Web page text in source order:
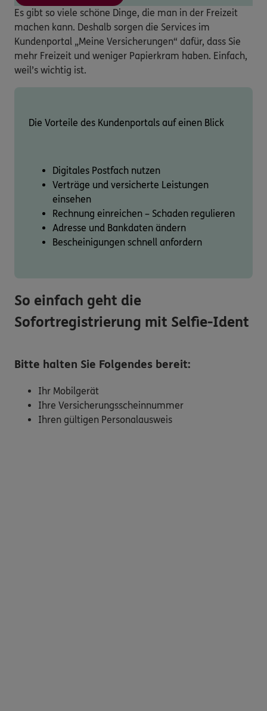
Es gibt so viele schöne Dinge, die man in der Freizeit
machen kann. Deshalb sorgen die Services im
Kundenportal „Meine Versicherungen“ dafür, dass Sie
mehr Freizeit und weniger Papierkram haben. Einfach,
weil’s wichtig ist.
Die Vorteile des Kundenportals auf einen Blick
Digitales Postfach nutzen
Verträge und versicherte Leistungen
einsehen
Rechnung einreichen – Schaden regulieren
Adresse und Bankdaten ändern
Bescheinigungen schnell anfordern
So einfach geht die
Sofortregistrierung mit Selfie-Ident
Bitte halten Sie Folgendes bereit:
Ihr Mobilgerät
Ihre Versicherungsscheinnummer
Ihren gültigen Personalausweis